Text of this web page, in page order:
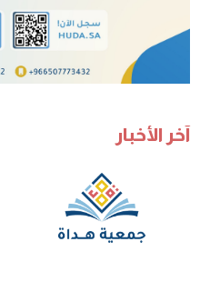
آخر الأخبار